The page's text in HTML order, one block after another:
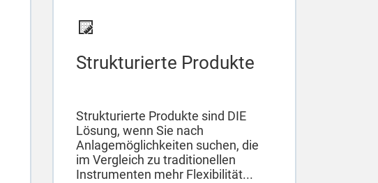
Strukturierte Produkte
Strukturierte Produkte sind DIE
Lösung, wenn Sie nach
Anlagemöglichkeiten suchen, die
im Vergleich zu traditionellen
Instrumenten mehr Flexibilität...